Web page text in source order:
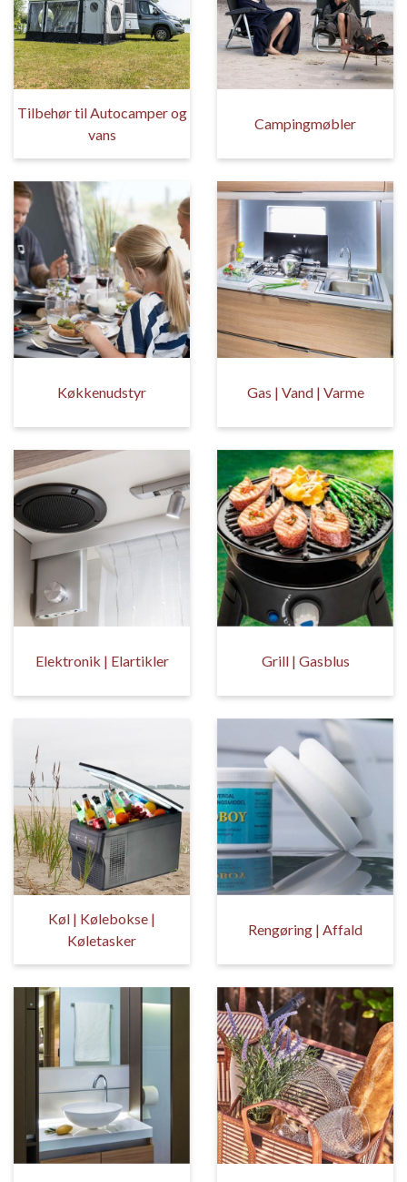
Tilbehør til Autocamper og
vans
Campingmøbler
Køkkenudstyr Gas | Vand | Varme
Elektronik | Elartikler Grill | Gasblus
Køl | Kølebokse |
Køletasker
Rengøring | Affald